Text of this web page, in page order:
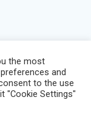
the most
and
to the use
"Cookie Settings"